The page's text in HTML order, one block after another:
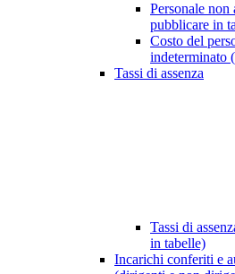
Personale non
pubblicare in
Costo del
indeterminato
Tassi di assenza
Tassi di
in tabelle)
Incarichi conferiti e